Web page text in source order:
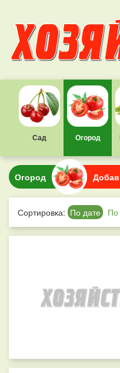
Сад Огород
Огород
Сортировка: По дате По